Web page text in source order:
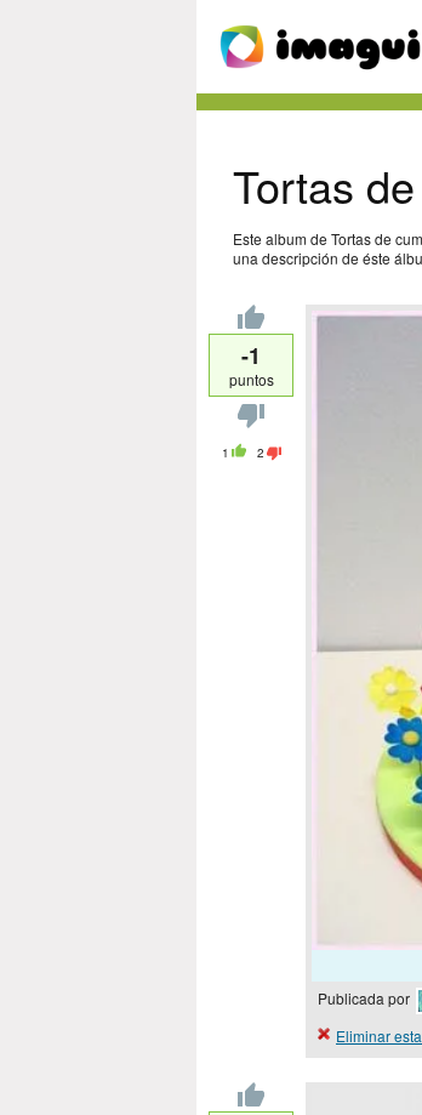
Tortas
Este album de Tortas de
una descripción de éste
-1
puntos
1 2
Publicada por
Eliminar